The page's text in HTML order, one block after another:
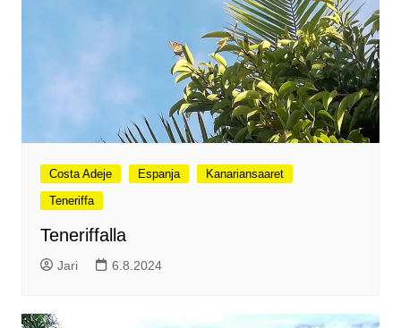
Costa Adeje Espanja
Kanariansaaret
Teneriffa
Teneriffalla
Jari 6.8.2024